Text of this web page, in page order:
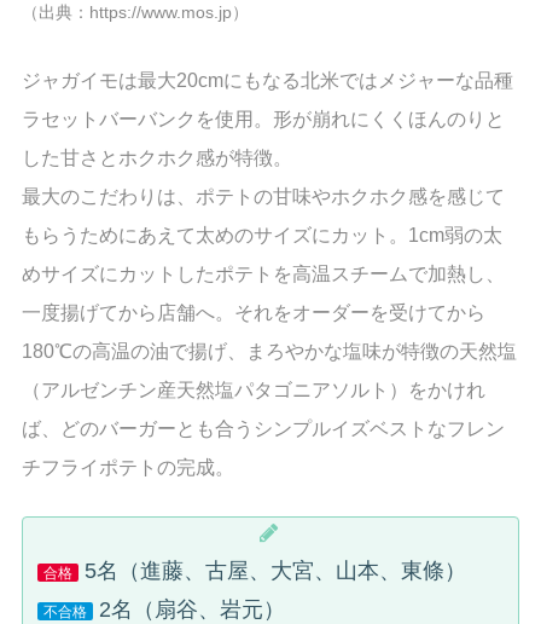
（出典：https://www.mos.jp）
ジャガイモは最大20cmにもなる北米ではメジャーな品種
ラセットバーバンクを使用。形が崩れにくくほんのりと
した甘さとホクホク感が特徴。
最大のこだわりは、ポテトの甘味やホクホク感を感じて
もらうためにあえて太めのサイズにカット。1cm弱の太
めサイズにカットしたポテトを高温スチームで加熱し、
一度揚げてから店舗へ。それをオーダーを受けてから
180℃の高温の油で揚げ、まろやかな塩味が特徴の天然塩
（アルゼンチン産天然塩パタゴニアソルト）をかけれ
ば、どのバーガーとも合うシンプルイズベストなフレン
チフライポテトの完成。
合格 5名（進藤、古屋、大宮、山本、東條）
不合格 2名（扇谷、岩元）